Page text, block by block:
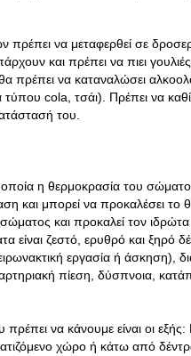
να μεταφερθεί σε
και πρέπει να πιει
πρέπει να καταναλώσει
cola, τσάι). Πρέπει να
του.
η θερμοκρασία του
και μπορεί να προκαλέσει το
και προκαλεί τον ιδρώτα
είναι ζεστό, ερυθρό και ξηρό
εργασία ή άσκηση),
πίεση, δύσπνοια,
πρέπει να κάνουμε είναι οι
χώρο ή κάτω από